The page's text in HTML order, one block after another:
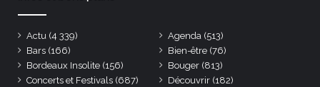
Actu (4 339) Agenda (513)
Bars (166) Bien-être (76)
Bordeaux Insolite (156) Bouger (813)
Concerts et Festivals (687) Découvrir (182)